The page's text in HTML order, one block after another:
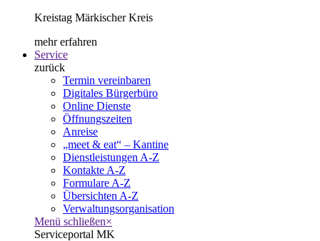
Kreistag Märkischer Kreis
mehr erfahren
Service
zurück
Termin vereinbaren
Digitales Bürgerbüro
Online Dienste
Öffnungszeiten
Anreise
„meet & eat“ – Kantine
Dienstleistungen A-Z
Kontakte A-Z
Formulare A-Z
Übersichten A-Z
Verwaltungsorganisation
Menü schließen×
Serviceportal MK